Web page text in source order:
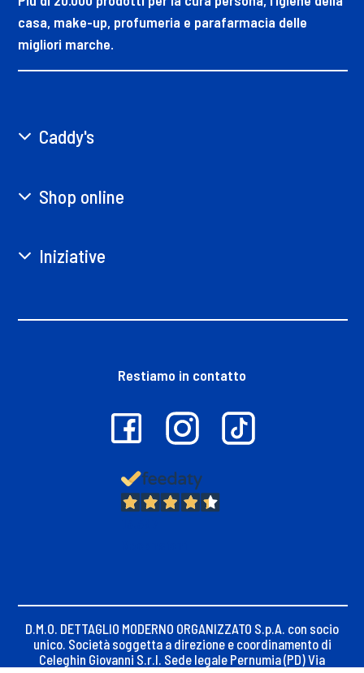
casa, make-up, profumeria e parafarmacia delle
migliori marche.
Caddy's
Shop online
Iniziative
Restiamo in contatto
D.M.O. DETTAGLIO MODERNO ORGANIZZATO S.p.A. con socio
unico. Società soggetta a direzione e coordinamento di
Celeghin Giovanni S.r.l. Sede legale Pernumia (PD) Via